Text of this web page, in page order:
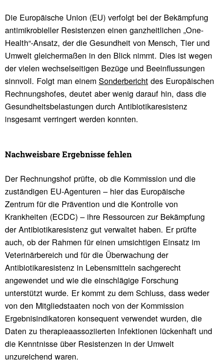
Die Europäische Union (EU) verfolgt bei der Bekämpfung
antimikrobieller Resistenzen einen ganzheitlichen „One-
Health“-Ansatz, der die Gesundheit von Mensch, Tier und
Umwelt gleichermaßen in den Blick nimmt. Dies ist wegen
der vielen wechselseitigen Bezüge und Beeinflussungen
sinnvoll. Folgt man einem Sonderberichtdes Europäischen
Rechnungshofes, deutet aber wenig darauf hin, dass die
Gesundheitsbelastungen durch Antibiotikaresistenz
insgesamt verringert werden konnten.
Nach­weis­bare Ergeb­nisse fehlen
Der Rechnungshof prüfte, ob die Kommission und die
zuständigen EU-Agenturen – hier das Europäische
Zentrum für die Prävention und die Kontrolle von
Krankheiten (ECDC) – ihre Ressourcen zur Bekämpfung
der Antibiotikaresistenz gut verwaltet haben. Er prüfte
auch, ob der Rahmen für einen umsichtigen Einsatz im
Veterinärbereich und für die Überwachung der
Antibiotikaresistenz in Lebensmitteln sachgerecht
angewendet und wie die einschlägige Forschung
unterstützt wurde. Er kommt zu dem Schluss, dass weder
von den Mitgliedstaaten noch von der Kommission
Ergebnisindikatoren konsequent verwendet wurden, die
Daten zu therapieaassoziierten Infektionen lückenhaft und
die Kenntnisse über Resistenzen in der Umwelt
unzureichend waren.